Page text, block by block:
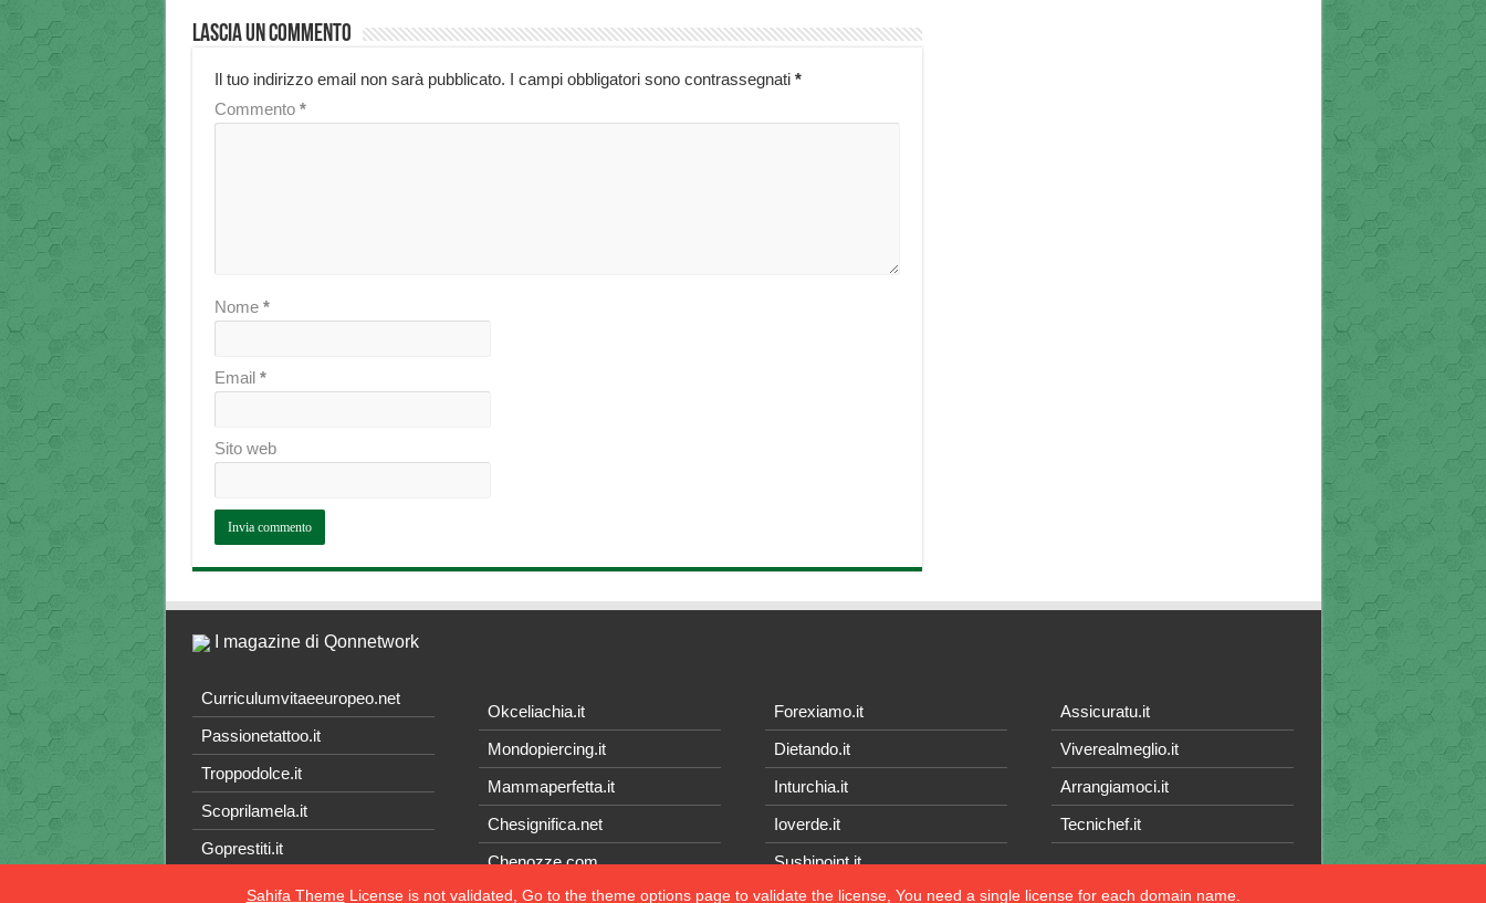
Lascia un commento
Il tuo indirizzo email non sarà pubblicato. I campi obbligatori sono contrassegnati *
Commento *
Nome *
Email *
Sito web
I magazine di Qonnetwork
Curriculumvitaeeuropeo.net
Passionetattoo.it
Troppodolce.it
Scoprilamela.it
Goprestiti.it
Okceliachia.it
Mondopiercing.it
Mammaperfetta.it
Chesignifica.net
Chenozze.com
Forexiamo.it
Dietando.it
Inturchia.it
Ioverde.it
Sushipoint.it
Assicuratu.it
Viverealmeglio.it
Arrangiamoci.it
Tecnichef.it
Sahifa ThemeLicense is not validated, Go to the theme options page to validate the license, You need a single license for each domain name.